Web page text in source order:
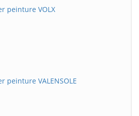
peinture VOLX
peinture VALENSOLE